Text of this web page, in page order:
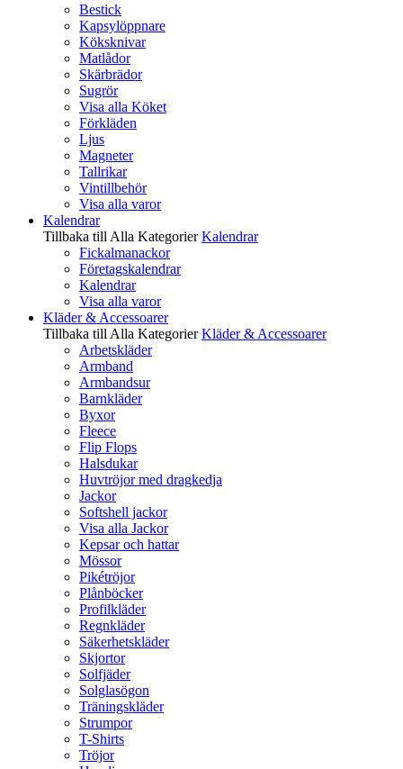
Bestick
Kapsylöppnare
Köksknivar
Matlådor
Skärbrädor
Sugrör
Visa alla Köket
Förkläden
Ljus
Magneter
Tallrikar
Vintillbehör
Visa alla varor
Kalendrar
Tillbaka till Alla Kategorier Kalendrar
Fickalmanackor
Företagskalendrar
Kalendrar
Visa alla varor
Kläder & Accessoarer
Tillbaka till Alla Kategorier Kläder & Accessoarer
Arbetskläder
Armband
Armbandsur
Barnkläder
Byxor
Fleece
Flip Flops
Halsdukar
Huvtröjor med dragkedja
Jackor
Softshell jackor
Visa alla Jackor
Kepsar och hattar
Mössor
Pikétröjor
Plånböcker
Profilkläder
Regnkläder
Säkerhetskläder
Skjortor
Solfjäder
Solglasögon
Träningskläder
Strumpor
T-Shirts
Tröjor